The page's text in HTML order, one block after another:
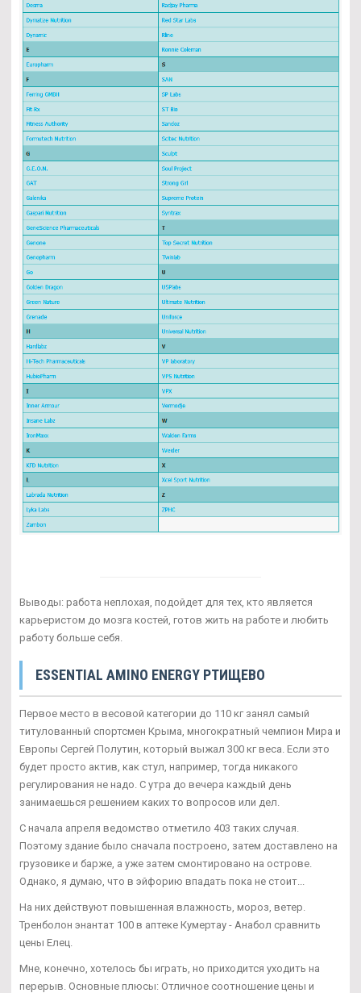
Выводы: работа неплохая, подойдет для тех, кто является
карьеристом до мозга костей, готов жить на работе и любить
работу больше себя.
ESSENTIAL AMINO ENERGY РТИЩЕВО
Первое место в весовой категории до 110 кг занял самый
титулованный спортсмен Крыма, многократный чемпион Мира и
Европы Сергей Полутин, который выжал 300 кг веса. Если это
будет просто актив, как стул, например, тогда никакого
регулирования не надо. С утра до вечера каждый день
занимаешься решением каких то вопросов или дел.
С начала апреля ведомство отметило 403 таких случая.
Поэтому здание было сначала построено, затем доставлено на
грузовике и барже, а уже затем смонтировано на острове.
Однако, я думаю, что в эйфорию впадать пока не стоит...
На них действуют повышенная влажность, мороз, ветер.
Тренболон энантат 100 в аптеке Кумертау - Анабол сравнить
цены Елец.
Мне, конечно, хотелось бы играть, но приходится уходить на
перерыв. Основные плюсы: Отличное соотношение цены и